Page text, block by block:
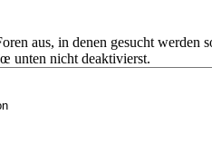
aus, in denen gesucht
unten nicht deaktivierst.